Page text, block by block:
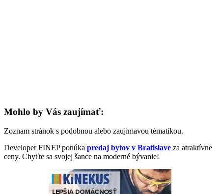
Mohlo by Vás zaujímať:
Zoznam stránok s podobnou alebo zaujímavou tématikou.
Developer FINEP ponúka predaj bytov v Bratislave za atraktívne
ceny. Chyťte sa svojej šance na moderné bývanie!